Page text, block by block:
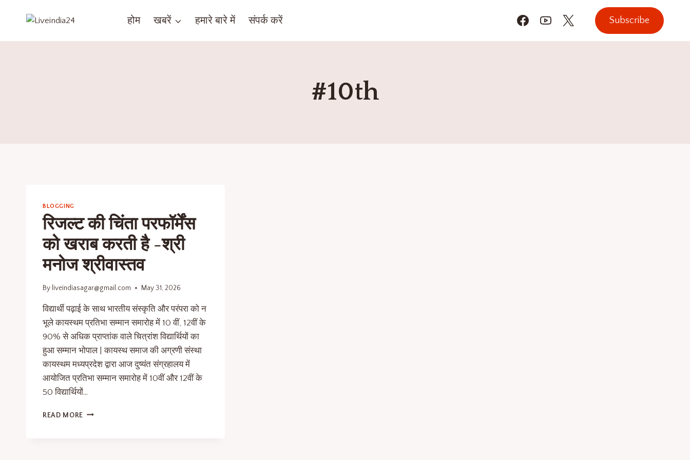
होम खबरें हमारे बारे में संपर्क करें Subscribe
#10th
BLOGGING
रिजल्ट की चिंता परफॉर्मेंस
को खराब करती है -श्री
मनोज श्रीवास्तव
By liveindiasagar@gmail.com May 31, 2026
विद्यार्थी पढ़ाई के साथ भारतीय संस्कृति और परंपरा को न
भूले कायस्थम प्रतिभा सम्मान समारोह में 10 वीं, 12वीं के
90% से अधिक प्राप्तांक वाले चित्रांश विद्यार्थियों का
हुआ सम्मान भोपाल | कायस्थ समाज की अग्रणी संस्था
कायस्थम मध्यप्रदेश द्वारा आज दुष्यंत संग्रहालय में
आयोजित प्रतिभा सम्मान समारोह में 10वीं और 12वीं के
50 विद्यार्थियों…
READ MORE